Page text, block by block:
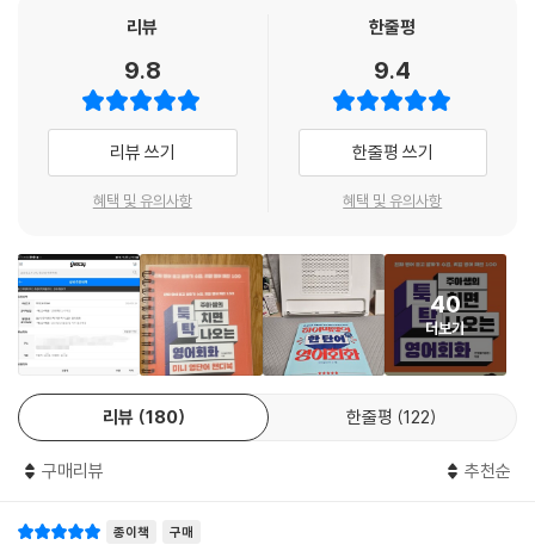
무 적 소리블록 17_ I can’t wait to
I can’t wait to see you.
무 적 소리블록 18_ Do you mind if
상대방에게 허락을 구할 때 사용하는 표현
Do you mind if I open the window?
무 적 소리블록 19_ I’m not sure if
상대방에게 확신이 없다고 말할 때 사용하는 표현
I’m not sure if this is the right way.
무 적 소리블록 20_ I was wondering if
상대방에게 정중하게 질문하거나 요청할 때 사용하는 표현
I was wondering if you could help me.
PART 2
한국인이 가장 많이 실수하는 영어 바로잡는
영어에 관심이 있는 이들이라면 빼놓지 않고 구독하는 유튜브 영어 채널이
못을 100일 만에 영어 천재의 길로 인도한 저자는 영어의 신, ‘갓주아’로 통
한다. 도대체 왜 주아쌤의 강의를 들은 사람들은 그녀에게 열광할까?
이보다 더 디테일하고 친절한 설명은 없다!
영어 실력과 자신감까지 200% 끌어올리는 주아쌤의 최강의 영어 수업
토익 점수가 900점을 넘어도 영어 회화가 전혀 안 된다면, 용기 내 영어로
말해도 원어민이 전혀 알아듣지 못한다면, 원어민이 말만 걸어와도 머릿속
이 하얘진다면 주아쌤의 강의가 해답이다. 그녀의 강의를 듣다 보면 영어
자신감이 200% 충전된다. 사실 영어는 자신감이 반이다. 원어민 앞에만
서면 주눅 들고 말 한마디 못 하는 이들에게 가장 필요한 건 자신감이다. 주
아쌤에겐 영어 자신감을 북돋아 주는 그녀만의 비법이 있다. 바로 논리적
인 분석력을 토대로 한 친절하고 디테일한 설명이다. 한국어와 영어의 차
리듬, 강세, 뱉는 소리 등을 적용할 수 있도록 하나하나 짚어준다. 소리블록
명한다. 이로써 소리 스피킹에 대한 이론을 완벽하게 이해하면서 영어 실
리뷰
9.8
리뷰 쓰기
혜택 및 유의사항
한줄평
9.4
한줄평 쓰기
혜택 및 유의사항
40
더보기
리뷰 180 한줄평 122
구매리뷰 추천순
종이책 구매